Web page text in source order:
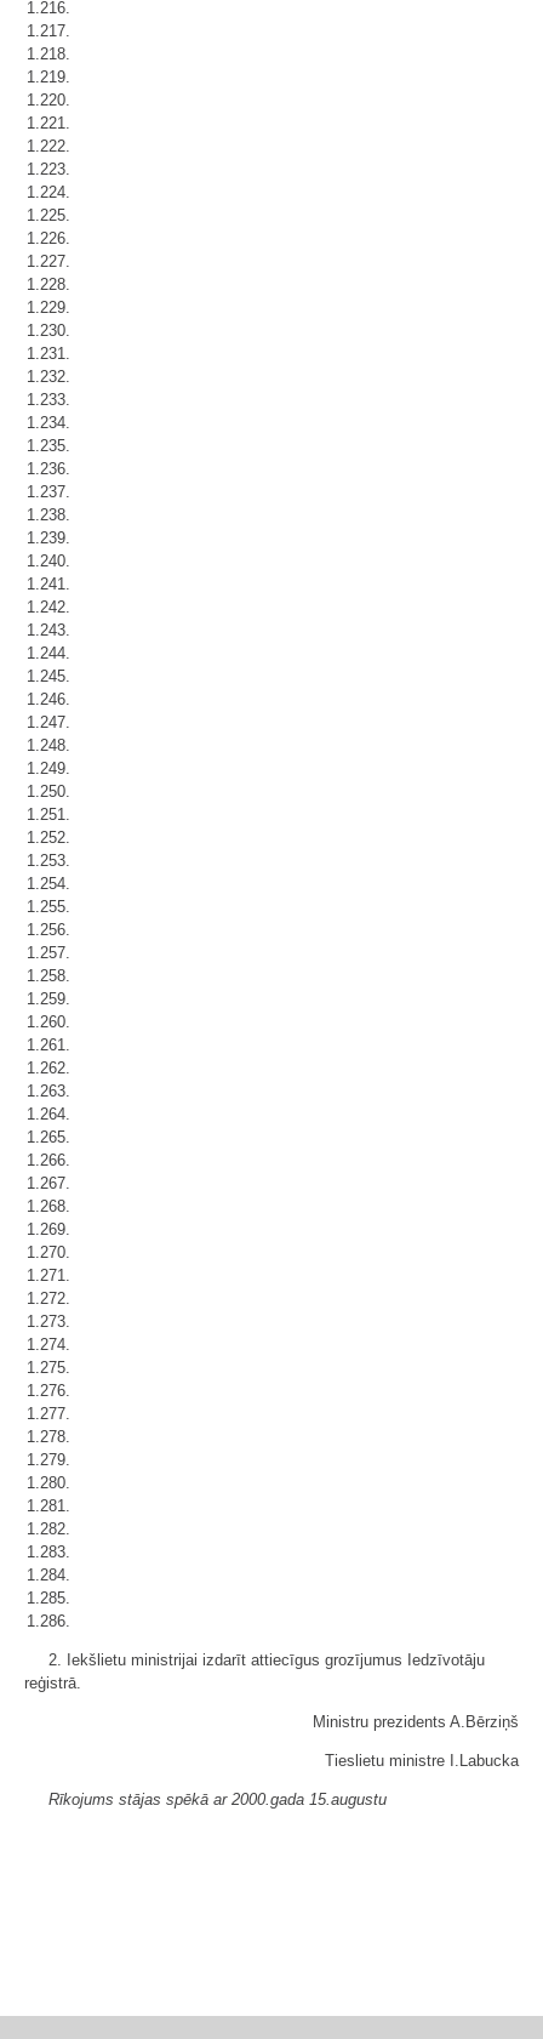
1.216.
1.217.
1.218.
1.219.
1.220.
1.221.
1.222.
1.223.
1.224.
1.225.
1.226.
1.227.
1.228.
1.229.
1.230.
1.231.
1.232.
1.233.
1.234.
1.235.
1.236.
1.237.
1.238.
1.239.
1.240.
1.241.
1.242.
1.243.
1.244.
1.245.
1.246.
1.247.
1.248.
1.249.
1.250.
1.251.
1.252.
1.253.
1.254.
1.255.
1.256.
1.257.
1.258.
1.259.
1.260.
1.261.
1.262.
1.263.
1.264.
1.265.
1.266.
1.267.
1.268.
1.269.
1.270.
1.271.
1.272.
1.273.
1.274.
1.275.
1.276.
1.277.
1.278.
1.279.
1.280.
1.281.
1.282.
1.283.
1.284.
1.285.
1.286.
2. Iekšlietu ministrijai izdarīt attiecīgus grozījumus Iedzīvotāju
reģistrā.
Ministru prezidents A.Bērziņš
Tieslietu ministre I.Labucka
Rīkojums stājas spēkā ar 2000.gada 15.augustu